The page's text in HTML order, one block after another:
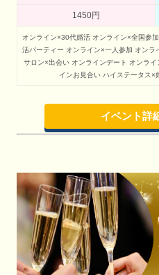
1450円
オンライン×30代婚活 オンライン×全国参加
活パーティー オンライン×一人参加 オンラ
サロン×出会い オンラインデート オンラ
インお見合い ハイステータス×
イベント詳